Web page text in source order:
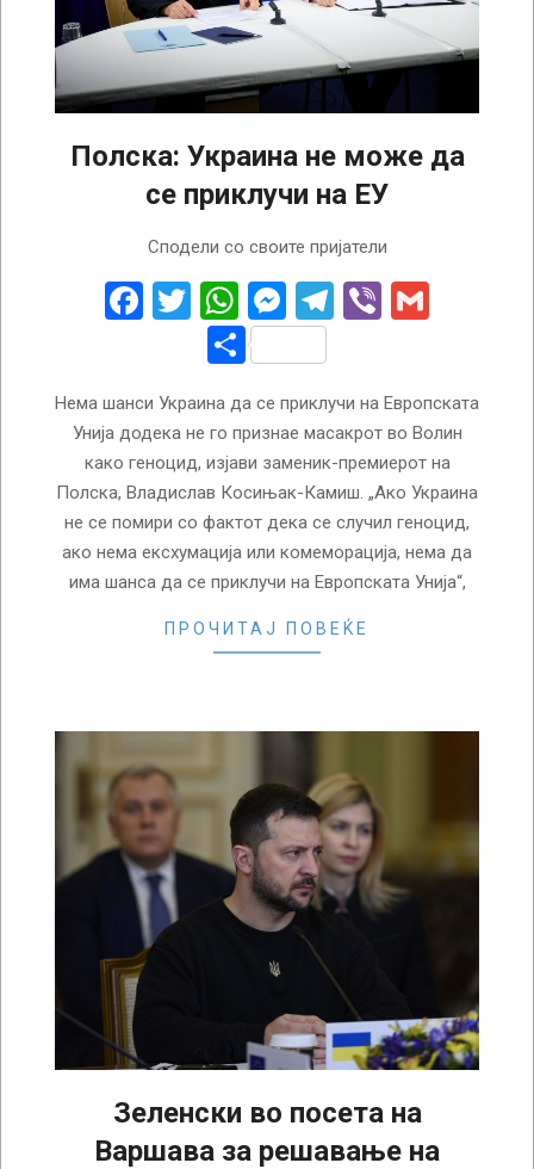
Полска: Украина не може да
се приклучи на ЕУ
Сподели со своите пријатели
Facebook
Twitter
WhatsApp
Messenger
Telegram
Viber
Share
Нема шанси Украина да се приклучи на Европската
Унија додека не го признае масакрот во Волин
како геноцид, изјави заменик-премиерот на
Полска, Владислав Косињак-Камиш. „Ако Украина
не се помири со фактот дека се случил геноцид,
ако нема ексхумација или комеморација, нема да
има шанса да се приклучи на Европската Унија“,
ПРОЧИТАЈ ПОВЕЌЕ
Зеленски во посета на
Варшава за решавање на